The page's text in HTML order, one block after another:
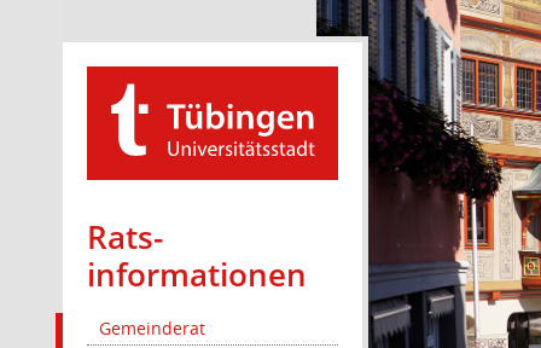
Rats­
informationen
Gemeinderat